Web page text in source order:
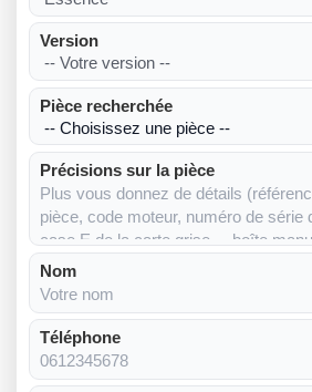
Version
Pièce recherchée
Précisions sur la pièce
Nom
Téléphone